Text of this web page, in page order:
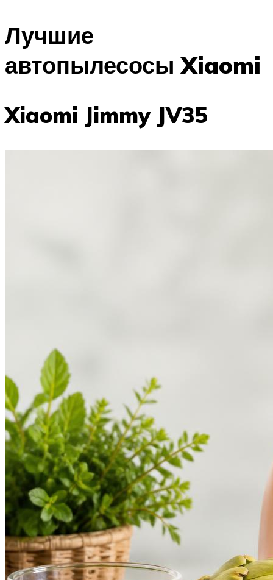
Лучшие
автопылесосы Xiaomi
Xiaomi Jimmy JV35